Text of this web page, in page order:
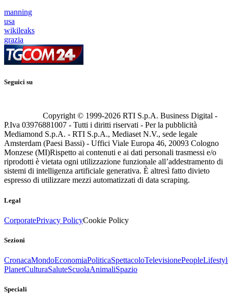
manning
usa
wikileaks
grazia
Seguici su
Copyright © 1999-2026 RTI S.p.A. Business Digital -
P.Iva 03976881007 - Tutti i diritti riservati - Per la pubblicità
Mediamond S.p.A. - RTI S.p.A., Mediaset N.V., sede legale
Amsterdam (Paesi Bassi) - Uffici Viale Europa 46, 20093 Cologno
Monzese (MI)Rispetto ai contenuti e ai dati personali trasmessi e/o
riprodotti è vietata ogni utilizzazione funzionale all’addestramento di
sistemi di intelligenza artificiale generativa. È altresì fatto divieto
espresso di utilizzare mezzi automatizzati di data scraping.
Legal
CorporatePrivacy PolicyCookie Policy
Sezioni
CronacaMondoEconomiaPoliticaSpettacoloTelevisionePeople
PlanetCulturaSaluteScuolaAnimaliSpazio
Speciali